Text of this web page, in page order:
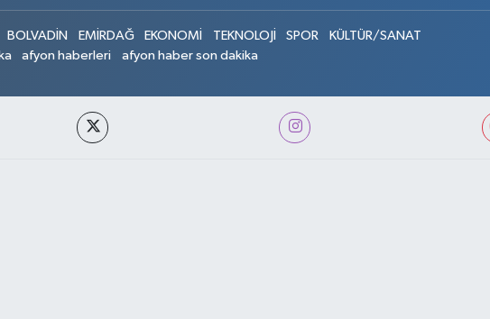
BOLVADİN EMİRDAĞ EKONOMİ TEKNOLOJİ SPOR
KÜLTÜR/SANAT
afyon haberleri afyon haber son dakika